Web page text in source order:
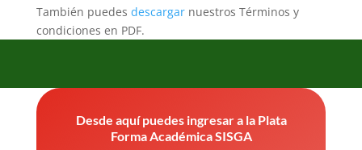
También puedes descargarnuestros Términos y
condiciones en PDF.
Desde aquí puedes ingresar a la Plata
Forma Académica SISGA